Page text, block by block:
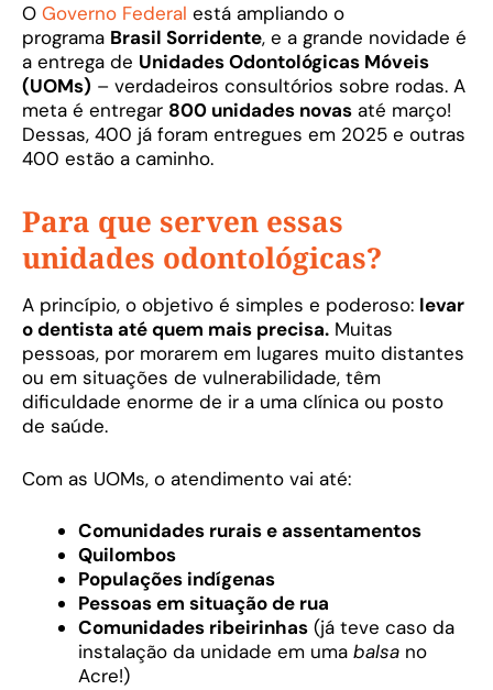
O Governo Federal está ampliando o
programa Brasil Sorridente, e a grande novidade é
a entrega de Unidades Odontológicas Móveis
(UOMs) – verdadeiros consultórios sobre rodas. A
meta é entregar 800 unidades novas até março!
Dessas, 400 já foram entregues em 2025 e outras
400 estão a caminho.
Para que serven essas
unidades odontológicas?
A princípio, o objetivo é simples e poderoso: levar
o dentista até quem mais precisa. Muitas
pessoas, por morarem em lugares muito distantes
ou em situações de vulnerabilidade, têm
dificuldade enorme de ir a uma clínica ou posto
de saúde.
Com as UOMs, o atendimento vai até:
Comunidades rurais e assentamentos
Quilombos
Populações indígenas
Pessoas em situação de rua
Comunidades ribeirinhas (já teve caso da
instalação da unidade em uma balsa no
Acre!)